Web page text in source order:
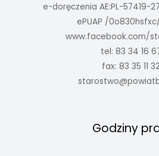
e-doręczenia AE:PL-57419-
ePUAP /
www.facebook.com/
tel: 83 34 16
fax: 83 35 11
Godziny